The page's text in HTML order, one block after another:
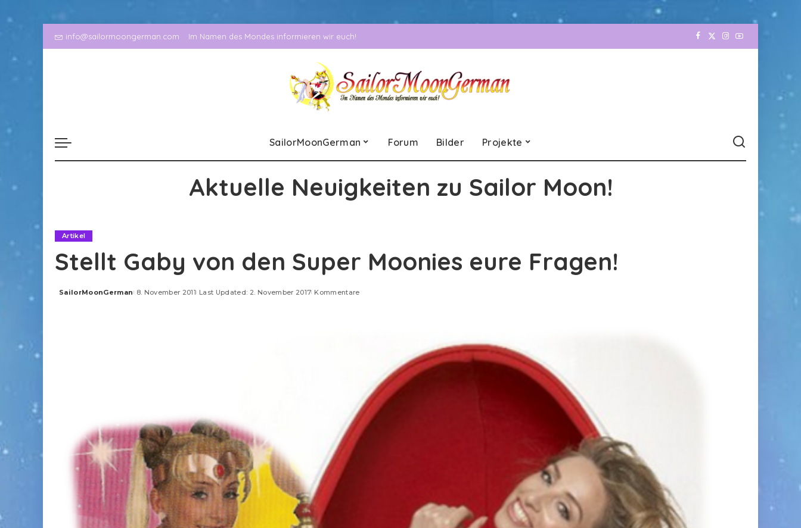
info@sailormoongerman.com Im Namen des Mondes informieren wir euch!
SailorMoonGerman Forum Bilder Projekte
Aktuelle Neuigkeiten zu Sailor Moon!
Artikel
Stellt Gaby von den Super Moonies eure Fragen!
Posted
SailorMoonGerman 8. November 2011 Last Updated: 2. November 2017 Kommentare